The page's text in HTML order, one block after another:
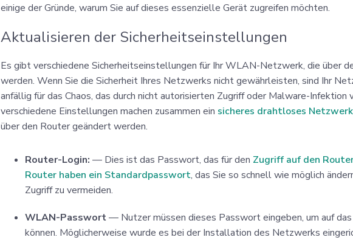
einige der Gründe, warum Sie auf dieses essenzielle Gerät zugreifen möchten.
Aktualisieren der Sicherheitseinstellungen
Es gibt verschiedene Sicherheitseinstellungen für Ihr WLAN-Netzwerk, die über
werden. Wenn Sie die Sicherheit Ihres Netzwerks nicht gewährleisten, sind Ihr
anfällig für das Chaos, das durch nicht autorisierten Zugriff oder Malware-Infektion
verschiedene Einstellungen machen zusammen ein sicheres drahtloses Netzwerk
über den Router geändert werden.
Router-Login: — Dies ist das Passwort, das für den Zugriff auf den
Router haben ein Standardpasswort, das Sie so schnell wie möglich
Zugriff zu vermeiden.
WLAN-Passwort— Nutzer müssen dieses Passwort eingeben, um auf
können. Möglicherweise wurde es bei der Installation des Netzwerks